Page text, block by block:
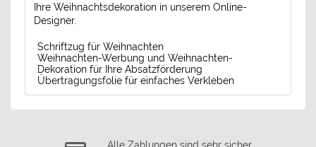
Ihre Weihnachtsdekoration in unserem Online-
Designer.
Schriftzug für Weihnachten
Weihnachten-Werbung und Weihnachten-
Dekoration für Ihre Absatzförderung
Übertragungsfolie für einfaches Verkleben